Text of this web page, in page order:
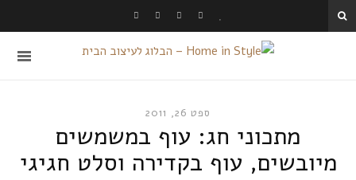
ספט 26, 2011
מתכוני חג: עוף במשמשים
מיובשים, עוף בקדירה וסלט חגיגי